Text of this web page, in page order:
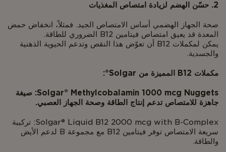
2. حسّن الهضم لزيادة امتصاص المغذيات
صحة الجهاز الهضمي أساس الامتصاص الجيد. فمثلاً، انخفاض حمض
المعدة قد يعيق امتصاص فيتامين B12 الضروري للطاقة.
يمكن لمكملات B12 أن تعوّض هذا النقص وتدعم الحيوية الذهنية
والجسدية.
مكملات B12 المميزة من Solgar®:
Solgar® Methylcobalamin 1000 mcg Nuggets: صيغة
جاهزة للامتصاص تدعم إنتاج الطاقة وصحة الجهاز العصبي.
Solgar® Liquid B12 2000 mcg with B-Complex: تركيبة
سريعة الامتصاص توفر فيتامين B12 مع مجموعة B لدعم الأيض
والطاقة.